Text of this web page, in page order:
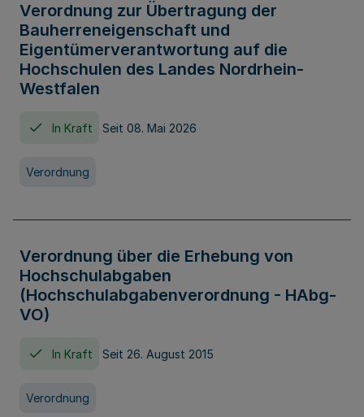
Verordnung zur Übertragung der
Bauherreneigenschaft und
Eigentümerverantwortung auf die
Hochschulen des Landes Nordrhein-
Westfalen
In Kraft Seit 08. Mai 2026
Verordnung
Verordnung über die Erhebung von
Hochschulabgaben
(Hochschulabgabenverordnung - HAbg-
VO)
In Kraft Seit 26. August 2015
Verordnung